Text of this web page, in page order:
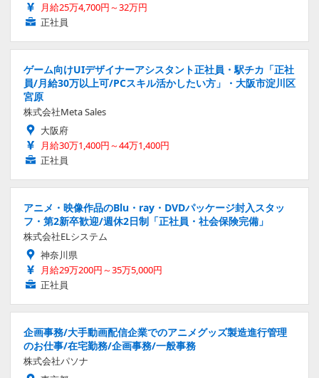
月給25万4,700円～32万円
正社員
ゲーム向けUIデザイナーアシスタント正社員・駅チカ「正社
員/月給30万以上可/PCスキル活かしたい方」・大阪市淀川区
宮原
株式会社Meta Sales
大阪府
月給30万1,400円～44万1,400円
正社員
アニメ・映像作品のBlu・ray・DVDパッケージ封入スタッ
フ・第2新卒歓迎/週休2日制「正社員・社会保険完備」
株式会社ELシステム
神奈川県
月給29万200円～35万5,000円
正社員
企画事務/大手動画配信企業でのアニメグッズ製造進行管理
のお仕事/在宅勤務/企画事務/一般事務
株式会社パソナ